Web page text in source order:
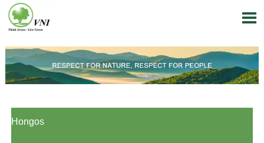

Hongos